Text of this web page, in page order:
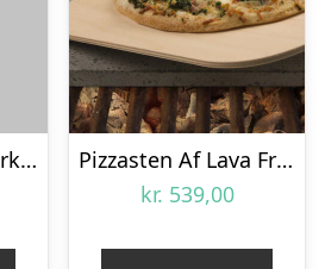
Kelvin.36 Multiværktøj
Pizzasten Af Lava Fra Etna
kr. 539,00